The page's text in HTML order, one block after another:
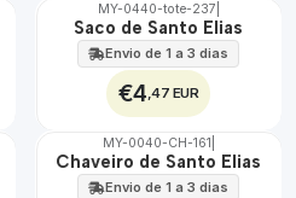
🇵🇹
100%
MY-0440-tote-237
Saco de Santo Elias
Envio de 1 a 3 dias
€4 ,47 EUR
🇵🇹
100%
MY-0040-CH-161
Chaveiro de Santo Elias
Envio de 1 a 3 dias